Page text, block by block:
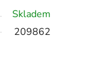
Skladem
209862